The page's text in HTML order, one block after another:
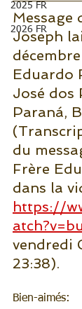
2025 FR
2026 FR
Message
Joseph
Eduardo
José dos
Paraná,
du
Frère
dans la
https://
vendredi
23:38).
Bien-aimés: